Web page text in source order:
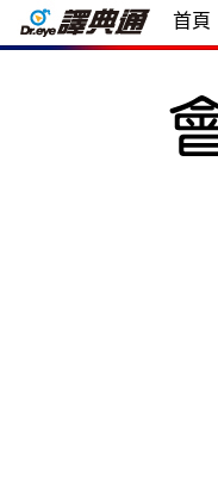
首頁